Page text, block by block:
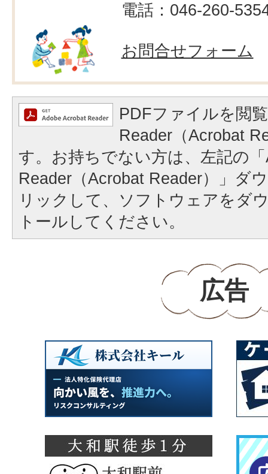
電話：046-260-
お問合せフォーム
PDFファイルを閲
Reader（Acrobat
す。お持ちでない方は、左記の
Reader（Acrobat Reader）」ダ
リックして、ソフトウェアをダ
トールしてください。
広告